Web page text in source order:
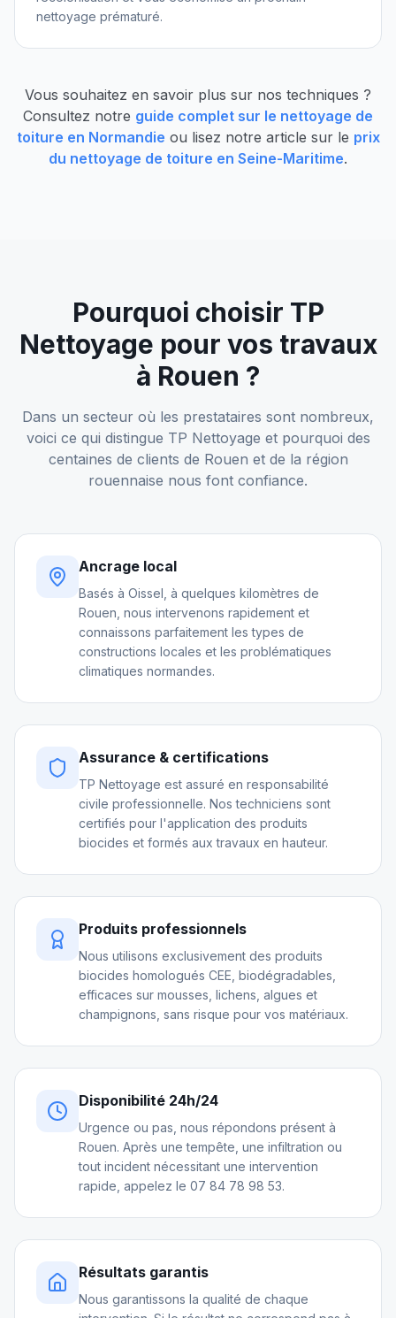
nettoyage prématuré.
Vous souhaitez en savoir plus sur nos techniques ?
Consultez notre guide complet sur le nettoyage de
toiture en Normandie ou lisez notre article sur le prix
du nettoyage de toiture en Seine-Maritime.
Pourquoi choisir TP
Nettoyage pour vos travaux
à Rouen ?
Dans un secteur où les prestataires sont nombreux,
voici ce qui distingue TP Nettoyage et pourquoi des
centaines de clients de Rouen et de la région
rouennaise nous font confiance.
Ancrage local
Basés à Oissel, à quelques kilomètres de
Rouen, nous intervenons rapidement et
connaissons parfaitement les types de
constructions locales et les problématiques
climatiques normandes.
Assurance & certifications
TP Nettoyage est assuré en responsabilité
civile professionnelle. Nos techniciens sont
certifiés pour l'application des produits
biocides et formés aux travaux en hauteur.
Produits professionnels
Nous utilisons exclusivement des produits
biocides homologués CEE, biodégradables,
efficaces sur mousses, lichens, algues et
champignons, sans risque pour vos matériaux.
Disponibilité 24h/24
Urgence ou pas, nous répondons présent à
Rouen. Après une tempête, une infiltration ou
tout incident nécessitant une intervention
rapide, appelez le 07 84 78 98 53.
Résultats garantis
Nous garantissons la qualité de chaque